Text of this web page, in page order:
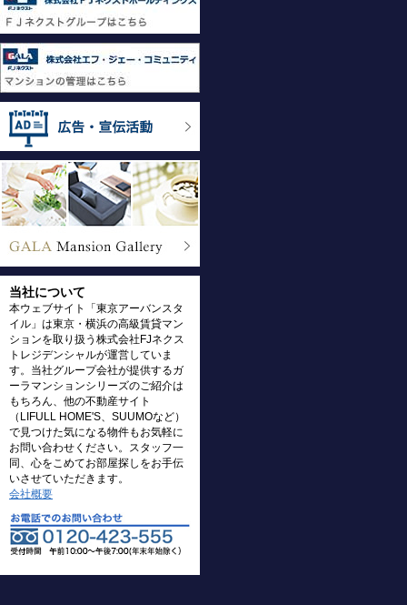
当社について
本ウェブサイト「東京アーバンスタ
イル」は東京・横浜の高級賃貸マン
ションを取り扱う株式会社FJネクス
トレジデンシャルが運営していま
す。当社グループ会社が提供するガ
ーラマンションシリーズのご紹介は
もちろん、他の不動産サイト
（LIFULL HOME'S、SUUMOなど）
で見つけた気になる物件もお気軽に
お問い合わせください。スタッフ一
同、心をこめてお部屋探しをお手伝
いさせていただきます。
会社概要